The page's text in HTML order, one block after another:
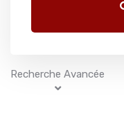
Recherche Avancée